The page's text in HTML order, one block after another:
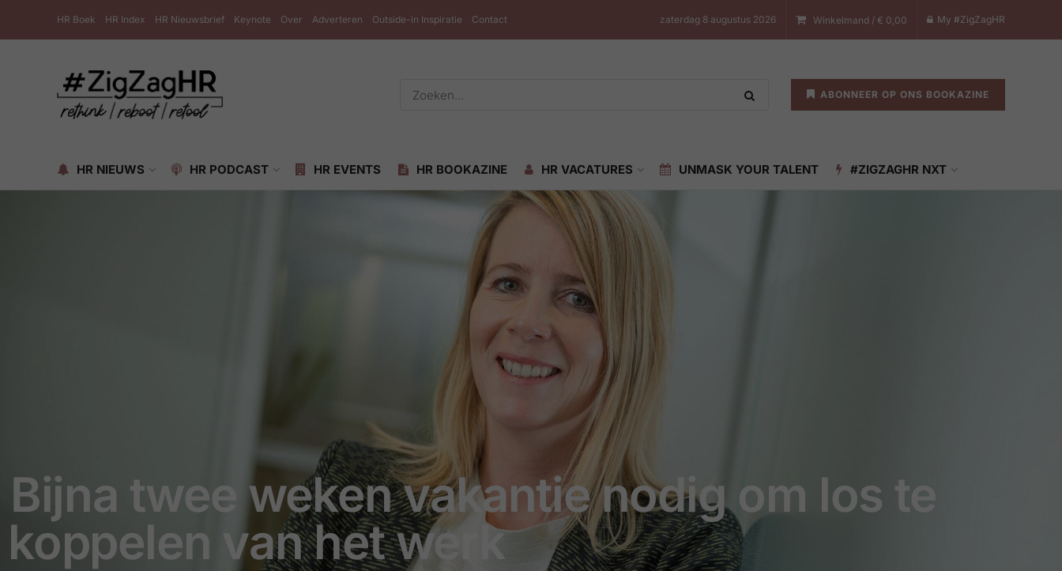
HR Boek HR Index HR Nieuwsbrief Keynote Over Adverteren Outside-in Inspiratie Contact zaterdag 8 augustus 2026 Winkelmand / € 0,00 My #ZigZagHR
ABONNEER OP ONS BOOKAZINE
HR NIEUWS HR PODCAST HR EVENTS HR BOOKAZINE HR VACATURES UNMASK YOUR TALENT #ZIGZAGHR NXT
Bijna twee weken vakantie nodig om los te
koppelen van het werk